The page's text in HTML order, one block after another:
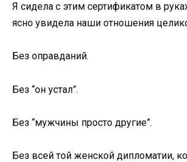
Я сидела с этим сертификатом в
ясно увидела наши отношения
Без оправданий.
Без “он устал”.
Без “мужчины просто другие”.
Без всей той женской дипломатии,